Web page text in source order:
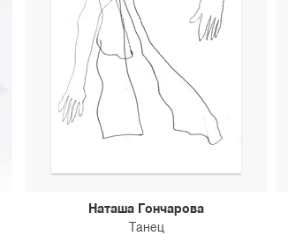
Наташа Гончарова
Танец